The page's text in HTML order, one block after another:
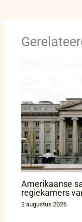
Amerikaanse
regiekamers
2 augustus 2026